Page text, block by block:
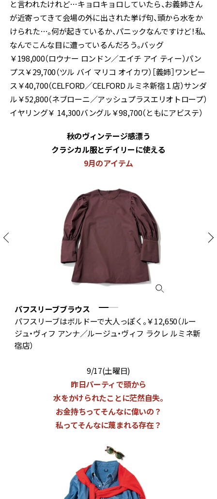
と言われたけれど…キョロキョロしていたら、お義姉さん
が近寄ってきて会場の外に出された挙げ句、頭から水をか
けられた…。何が起きているか、パニックなんですけど！私、
なんでこんな目に遭っているんだろう。バッグ
￥198,000（ロウナー ロンドン／エイチ アイ ティー）パン
プス￥29,700（ツル バイ マリコ オイカワ）［義姉］ワンピー
ス￥40,700（CELFORD／CELFORD ルミネ新宿１店）サンダ
ル￥52,800（ネブローニ／アッシュプラスエリオトロープ）
イヤリング￥ 14,300バングル￥98,700（ともにアビステ）
秋のヴィンテージ感漂う
クラシカル服とデイリーに使える
9月のアイテム
パフスリーブブラウス
パフスリーブはボルドーで大人っぽく。￥12,650（ルー
ジュ・ヴィフ アンナ／ルージュ・ヴィフ ラクレ ルミネ新
宿店）
9/17(土曜日)
昨日パーティで頭から
水をかけられたことに茫然自失。
お金持ちってそんなに偉いの？
私ってそんなに蔑まれる存在？